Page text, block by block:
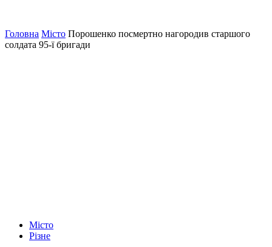
Головна Місто Порошенко посмертно нагородив старшого
солдата 95-ї бригади
Місто
Різне